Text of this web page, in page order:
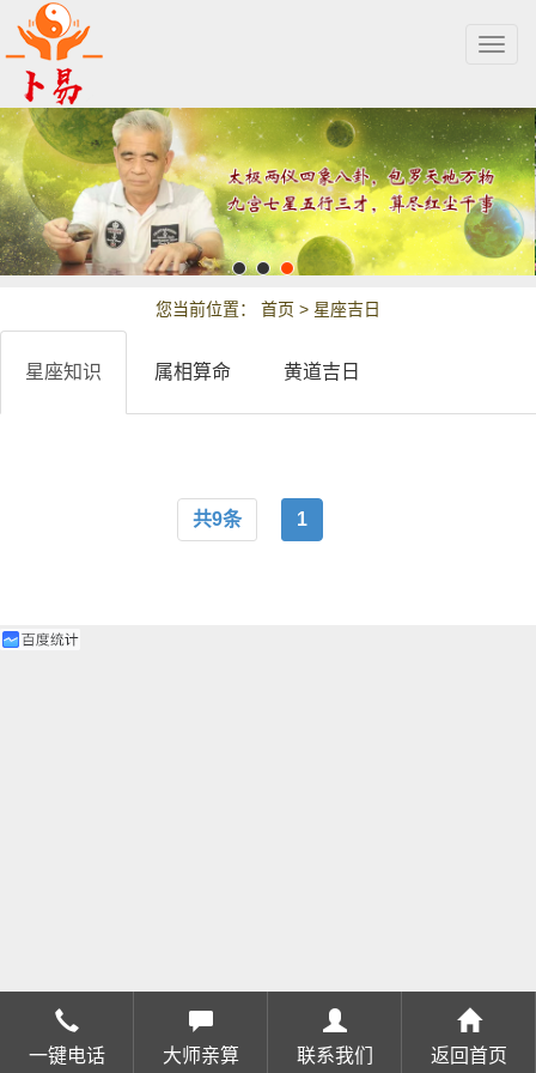
您当前位置： 首页 > 星座吉日
星座知识 属相算命 黄道吉日
共9条 1
一键电话 大师亲算 联系我们 返回首页